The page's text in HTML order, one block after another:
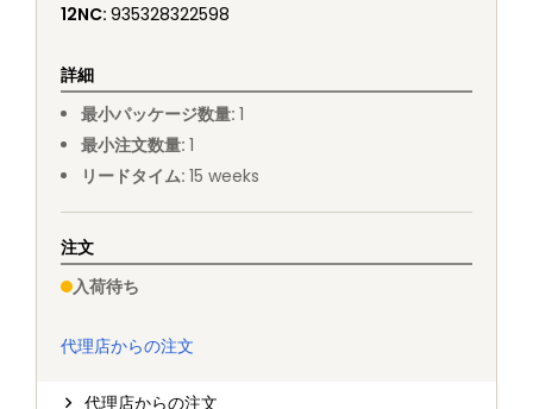
12NC: 935328322598
詳細
最小パッケージ数量: 1
最小注文数量: 1
リードタイム: 15 weeks
注文
入荷待ち
代理店からの注文
代理店からの注文